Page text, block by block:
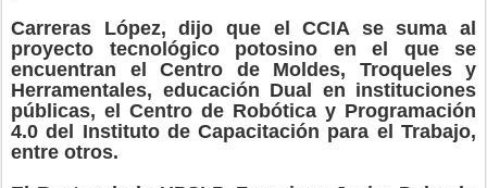
Carreras López, dijo que el CCIA se suma al
proyecto tecnológico potosino en el que se
encuentran el Centro de Moldes, Troqueles y
Herramentales, educación Dual en instituciones
públicas, el Centro de Robótica y Programación
4.0 del Instituto de Capacitación para el Trabajo,
entre otros.